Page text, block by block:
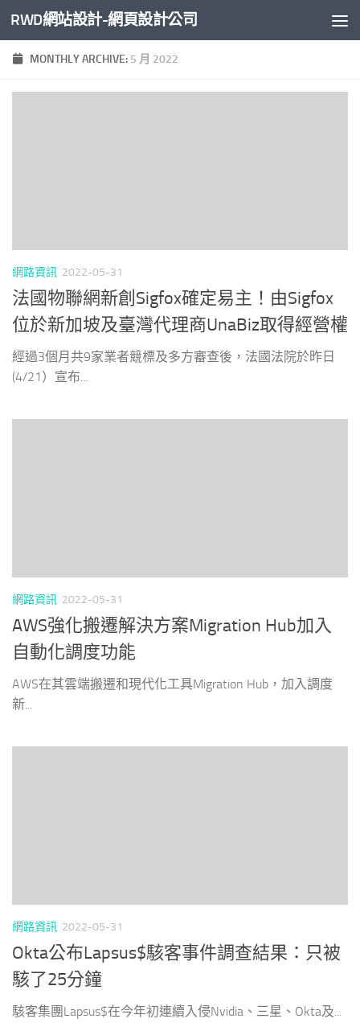
Skip to content
RWD網站設計-網頁設計公司
MONTHLY ARCHIVE: 5 月 2022
網路資訊 2022-05-31
法國物聯網新創Sigfox確定易主！由Sigfox
位於新加坡及臺灣代理商UnaBiz取得經營權
經過3個月共9家業者競標及多方審查後，法國法院於昨日
(4/21）宣布...
網路資訊 2022-05-31
AWS強化搬遷解決方案Migration Hub加入
自動化調度功能
AWS在其雲端搬遷和現代化工具Migration Hub，加入調度
新...
網路資訊 2022-05-31
Okta公布Lapsus$駭客事件調查結果：只被
駭了25分鐘
駭客集團Lapsus$在今年初連續入侵Nvidia、三星、Okta及...